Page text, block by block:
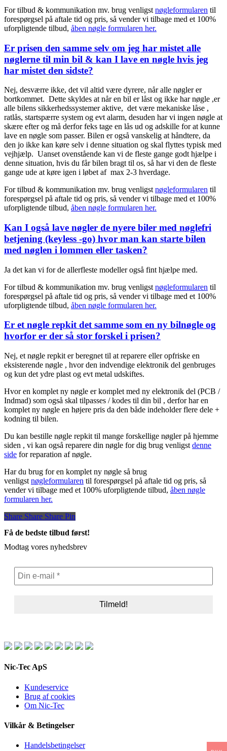
For tilbud & kommunikation mv. brug venligst nøgleformularen til
forespørgsel på aftale tid og pris, så vender vi tilbage med et 100%
uforpligtende tilbud, åben nøgle formularen her.
Er prisen den samme selv om jeg har mistet alle
nøglerne til min bil & kan I lave en nøgle hvis jeg
har mistet den sidste?
Nej, desværre ikke, det vil altid være dyrere, når alle nøgler er
bortkommet. Dette skyldes at når en bil er låst og ikke har nøgle ,er
alle bilens sikkerhedssystemer aktive, det være mekaniske låse ,
ratlås, startspærre system og evt alarm, desuden har vi ingen nøgle at
skære efter og må derfor feks tage en lås ud og adskille for at kunne
lave en nøgle som passer. Bilen er også vanskelig at håndtere, da
den jo ikke kan køre selv i denne situation og skal flyttes typisk med
vejhjælp. Uanset ovenstående kan vi de fleste gange godt hjælpe i
denne situation, hvis du får bilen bragt til os, så har vi den de fleste
gange ude at køre igen i løbet af max 2-3 hverdage.
For tilbud & kommunikation mv. brug venligst nøgleformularen til
forespørgsel på aftale tid og pris, så vender vi tilbage med et 100%
uforpligtende tilbud, åben nøgle formularen her.
Kan I også lave nøgler de nyere biler med nøglefri
betjening (keyless -go) hvor man kan starte bilen
med nøglen i lommen eller tasken?
Ja det kan vi for de allerfleste modeller også fint hjælpe med.
For tilbud & kommunikation mv. brug venligst nøgleformularen til
forespørgsel på aftale tid og pris, så vender vi tilbage med et 100%
uforpligtende tilbud, åben nøgle formularen her.
Er et nøgle repkit det samme som en ny bilnøgle og
hvorfor er der så stor forskel i prisen?
Nej, et nøgle repkit er beregnet til at reparere eller opfriske en
eksisterende nøgle , hvor den indvendige elektronik del genbruges
og kun det ydre plast og evt metal udskiftes.
Hvor en komplet ny nøgle er komplet med ny elektronik del (PCB /
Indmad) som også skal tilpasses / kodes til din bil , derfor har en
komplet ny nøgle en højere pris da den både indeholder flere dele +
kodning til bilen.
Du kan bestille nøgle repkit til mange forskellige nøgler på hjemme
siden , vi kan også reparere din nøgle for dig brug venligst denne
side for reparation af nøgle.
Har du brug for en komplet ny nøgle så brug
venligst nøgleformularen til forespørgsel på aftale tid og pris, så
vender vi tilbage med et 100% uforpligtende tilbud, åben nøgle
formularen her.
Share
Share Share Share Pin
Få de bedste tilbud først!
Modtag vores nyhedsbrev
Nic-Tec ApS
Kundeservice
Brug af cookies
Om Nic-Tec
Vilkår & Betingelser
Handelsbetingelser